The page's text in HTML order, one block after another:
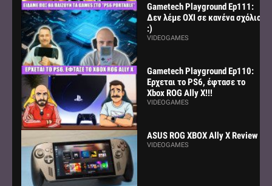
Gametech Playground Ep111:
Δεν λέμε ΟΧΙ σε κανένα σχόλιο
:)
VIDEOGAMES
Gametech Playground Ep110:
Ερχεται το PS6, έφτασε το
Xbox ROG Ally X!!!
VIDEOGAMES
ASUS ROG XBOX Ally X Review
VIDEOGAMES